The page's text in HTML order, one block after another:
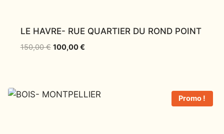
LE HAVRE- RUE QUARTIER DU ROND POINT
150,00€ 100,00€
Promo !